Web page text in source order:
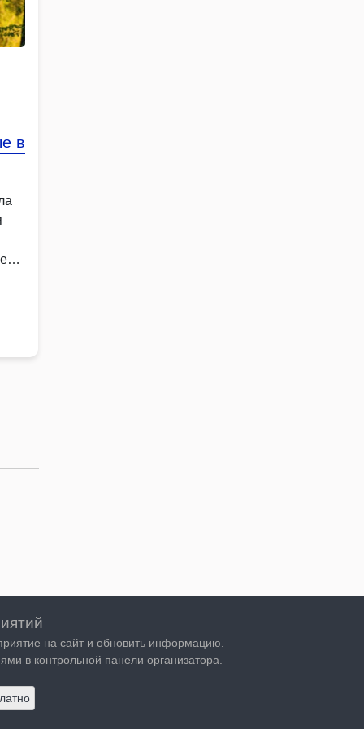
в
на сайт и обновить информацию.
в контрольной панели организатора.